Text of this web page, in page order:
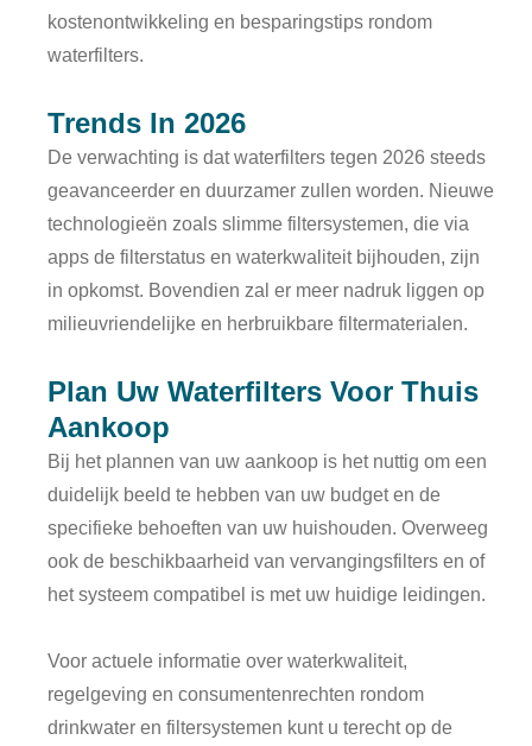
kostenontwikkeling en besparingstips rondom
waterfilters.
Trends In 2026
De verwachting is dat waterfilters tegen 2026 steeds
geavanceerder en duurzamer zullen worden. Nieuwe
technologieën zoals slimme filtersystemen, die via
apps de filterstatus en waterkwaliteit bijhouden, zijn
in opkomst. Bovendien zal er meer nadruk liggen op
milieuvriendelijke en herbruikbare filtermaterialen.
Plan Uw Waterfilters Voor Thuis
Aankoop
Bij het plannen van uw aankoop is het nuttig om een
duidelijk beeld te hebben van uw budget en de
specifieke behoeften van uw huishouden. Overweeg
ook de beschikbaarheid van vervangingsfilters en of
het systeem compatibel is met uw huidige leidingen.
Voor actuele informatie over waterkwaliteit,
regelgeving en consumentenrechten rondom
drinkwater en filtersystemen kunt u terecht op de